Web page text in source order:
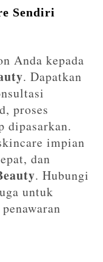
Sendiri
Anda kepada
. Dapatkan
proses
dipasarkan.
impian
dan
. Hubungi
untuk